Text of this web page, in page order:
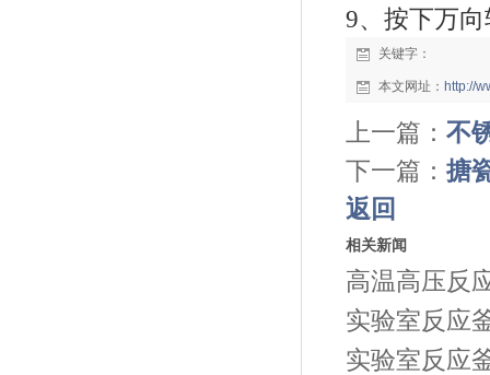
9、按下万
关键字：
本文网址： http://
上一篇： 不
下一篇： 搪
返回
相关新闻
高温高压反
实验室反应
实验室反应